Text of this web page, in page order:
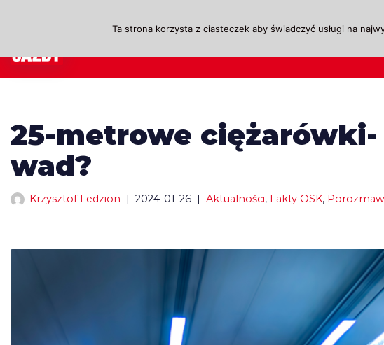
do
treści
25-metrowe
wad?
Krzysztof Ledzion 2024-01-26 Aktualności, Fakty OSK,
Ta strona korzysta z ciasteczek aby świadczyć usługi na